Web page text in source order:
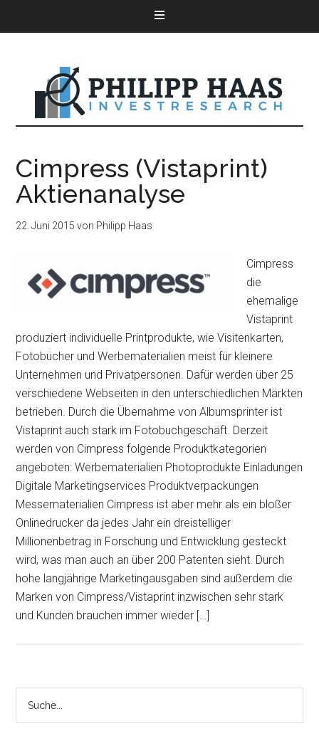
Cimpress (Vistaprint)
Aktienanalyse
22. Juni 2015 von Philipp Haas
Cimpress
die
ehemalige
Vistaprint
produziert individuelle Printprodukte, wie Visitenkarten,
Fotobücher und Werbematerialien meist für kleinere
Unternehmen und Privatpersonen. Dafür werden über 25
verschiedene Webseiten in den unterschiedlichen Märkten
betrieben. Durch die Übernahme von Albumsprinter ist
Vistaprint auch stark im Fotobuchgeschäft. Derzeit
werden von Cimpress folgende Produktkategorien
angeboten: Werbematerialien Photoprodukte Einladungen
Digitale Marketingservices Produktverpackungen
Messematerialien Cimpress ist aber mehr als ein bloßer
Onlinedrucker da jedes Jahr ein dreistelliger
Millionenbetrag in Forschung und Entwicklung gesteckt
wird, was man auch an über 200 Patenten sieht. Durch
hohe langjährige Marketingausgaben sind außerdem die
Marken von Cimpress/Vistaprint inzwischen sehr stark
und Kunden brauchen immer wieder […]